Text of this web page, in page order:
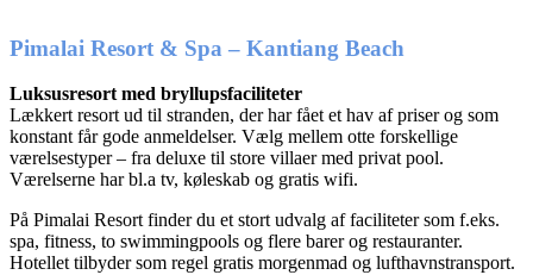
Pimalai Resort & Spa – Kantiang Beach
Luksusresort med bryllupsfaciliteter
Lækkert resort ud til stranden, der har fået et hav af priser og som
konstant får gode anmeldelser. Vælg mellem otte forskellige
værelsestyper – fra deluxe til store villaer med privat pool.
Værelserne har bl.a tv, køleskab og gratis wifi.
På Pimalai Resort finder du et stort udvalg af faciliteter som f.eks.
spa, fitness, to swimmingpools og flere barer og restauranter.
Hotellet tilbyder som regel gratis morgenmad og lufthavnstransport.